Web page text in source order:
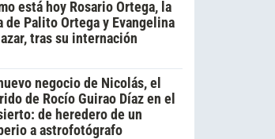
está hoy Rosario Ortega, la
de Palito Ortega y Evangelina
tras su internación
negocio de Nicolás, el
de Rocío Guirao Díaz en el
de heredero de un
a astrofotógrafo